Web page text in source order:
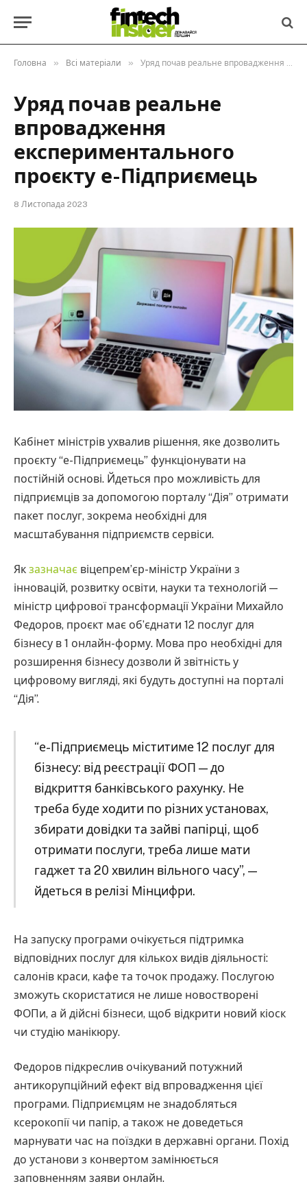
Головна » Всі матеріали » Уряд почав реальне впровадження експериментального проєкту е-Підприємець
Уряд почав реальне
впровадження
експериментального
проєкту е-Підприємець
8 Листопада 2023
Кабінет міністрів ухвалив рішення, яке дозволить
проєкту “е-Підприємець” функціонувати на
постійній основі. Йдеться про можливість для
підприємців за допомогою порталу “Дія” отримати
пакет послуг, зокрема необхідні для
масштабування підприємств сервіси.
Як зазначає віцепрем’єр-міністр України з
інновацій, розвитку освіти, науки та технологій —
міністр цифрової трансформації України Михайло
Федоров, проєкт має обʼєднати 12 послуг для
бізнесу в 1 онлайн-форму. Мова про необхідні для
розширення бізнесу дозволи й звітність у
цифровому вигляді, які будуть доступні на порталі
“Дія”.
“е-Підприємець міститиме 12 послуг для
бізнесу: від реєстрації ФОП — до
відкриття банківського рахунку. Не
треба буде ходити по різних установах,
збирати довідки та зайві папірці, щоб
отримати послуги, треба лише мати
гаджет та 20 хвилин вільного часу”, —
йдеться в релізі Мінцифри.
На запуску програми очікується підтримка
відповідних послуг для кількох видів діяльності:
салонів краси, кафе та точок продажу. Послугою
зможуть скористатися не лише новостворені
ФОПи, а й дійсні бізнеси, щоб відкрити новий кіоск
чи студію манікюру.
Федоров підкреслив очікуваний потужний
антикорупційний ефект від впровадження цієї
програми. Підприємцям не знадобляться
ксерокопії чи папір, а також не доведеться
марнувати час на поїздки в державні органи. Похід
до установи з конвертом замінюється
заповненням заяви онлайн.